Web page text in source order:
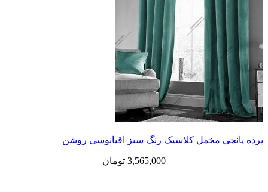
پرده پانچی مخمل کلاسیک رنگ سبز اقیانوسی روشن
3,565,000 تومان